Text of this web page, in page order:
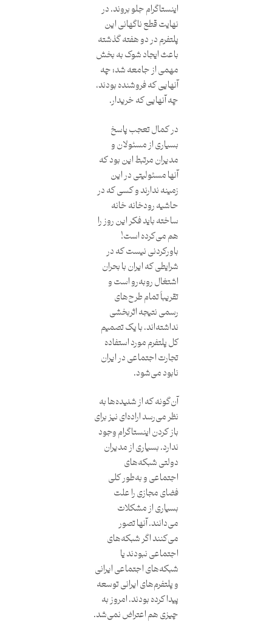
اینستاگرام جلو بروند. در
نهایت قطع ناگهانی این
پلتفرم در دو هفته گذشته
باعث ایجاد شوک به بخش
مهمی از جامعه شد؛ چه
آنهایی که فروشنده بودند،
چه آنهایی که خریدار.
در کمال تعجب پاسخ
بسیاری از مسئولان و
مدیران مرتبط این بود که
آنها مسئولیتی در این
زمینه ندارند و کسی که در
حاشیه رودخانه خانه
ساخته باید فکر این روز را
هم می‌کرده است!
باورکردنی نیست که در
شرایطی که ایران با بحران
اشتغال روبه‌رو است و
تقریباً تمام طرح‌های
رسمی نتیجه اثربخشی
نداشته‌اند، با یک تصمیم
کل پلتفرم مورد استفاده
تجارت اجتماعی در ایران
نابود می‌شود.
آن‌گونه که از شنیده‌ها به
نظر می‌‌رسد اراده‌ای نیز برای
باز کردن اینستاگرام وجود
ندارد. بسیاری از مدیران
دولتی شبکه‌های
اجتماعی و به‌طور کلی
فضای مجازی را علت
بسیاری از مشکلات
می‌دانند. آنها تصور
می‌کنند اگر شبکه‌های
اجتماعی نبودند یا
شبکه‌های اجتماعی ایرانی
و پلتفرم‌های ایرانی توسعه
پیدا کرده بودند، امروز به
چیزی هم اعتراض نمی‌شد.